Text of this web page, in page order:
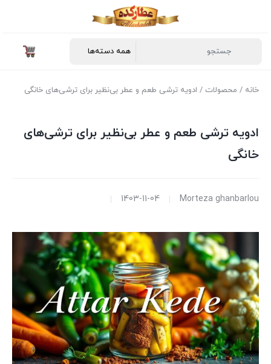
خانه / محصولات / ادویه ترشی طعم و عطر بی‌نظیر برای ترشی‌های خانگی
ادویه ترشی طعم و عطر بی‌نظیر برای ترشی‌های
خانگی
Morteza ghanbarlou
1403-11-04